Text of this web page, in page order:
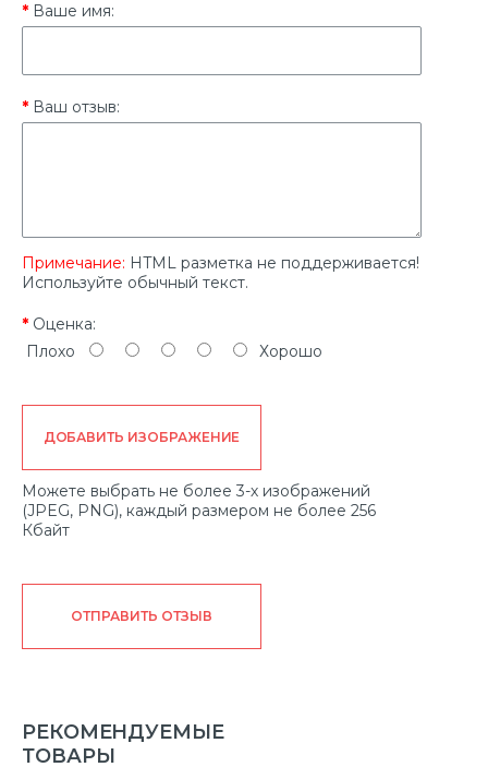
Ваше имя:
Ваш отзыв:
Примечание: HTML разметка не поддерживается!
Используйте обычный текст.
Оценка:
Плохо
Хорошо
ДОБАВИТЬ ИЗОБРАЖЕНИЕ
Можете выбрать не более 3-х изображений
(JPEG, PNG), каждый размером не более 256
Кбайт
ОТПРАВИТЬ ОТЗЫВ
РЕКОМЕНДУЕМЫЕ
ТОВАРЫ